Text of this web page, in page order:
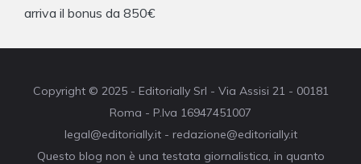
arriva il bonus da 850€
Copyright © 2025 - Editorially Srl - Via Assisi 21 - 00181
Roma - P.Iva 16947451007
legal@editorially.it - redazione@editorially.it
Questo blog non è una testata giornalistica, in quanto